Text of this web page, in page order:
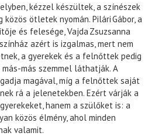
kézzel készültek, a színészek
ötletek nyomán. Pilári Gábor, a
és felesége, Vajda Zsuzsanna
azért is izgalmas, mert nem
a gyerekek és a felnőttek pedig
más szemmel láthatják. A
magával, míg a felnőttek saját
rá a jelenetekben. Ezért várják a
hanem a szülőket is: a
közös élmény, ahol minden
valamit.